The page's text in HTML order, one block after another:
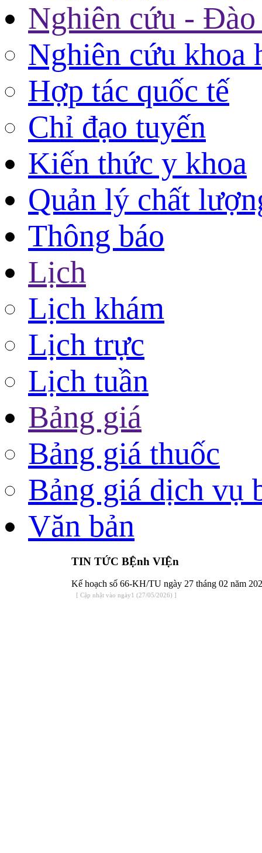
Nghiên cứu - Đào
Nghiên cứu khoa
Hợp tác quốc tế
Chỉ đạo tuyến
Kiến thức y khoa
Quản lý chất
Thông báo
Lịch
Lịch khám
Lịch trực
Lịch tuần
Bảng giá
Bảng giá thuốc
Bảng giá dịch vụ
Văn bản
TIN TỨC BỆnh VIỆn
Kế hoạch số 66-KH/TU ngày 27 tháng 02 năm
[ Cập nhật vào ngày1 (27/05/2026) ]